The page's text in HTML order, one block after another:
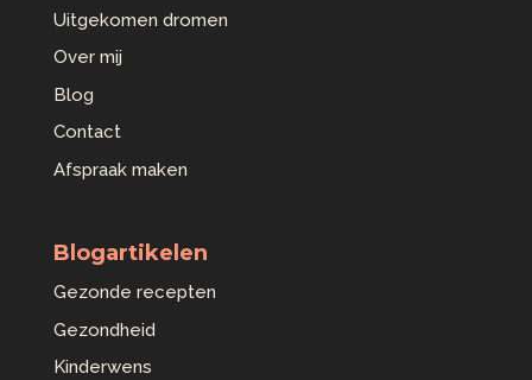
Uitgekomen dromen
Over mij
Blog
Contact
Afspraak maken
Blogartikelen
Gezonde recepten
Gezondheid
Kinderwens